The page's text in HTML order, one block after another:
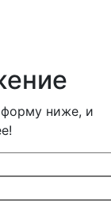
форму ниже, и